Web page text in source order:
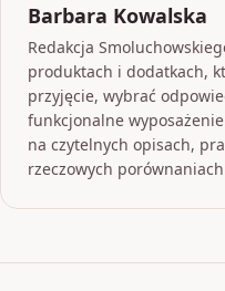
Barbara Kowalska
Redakcja
produktach i dodatkach,
przyjęcie, wybrać
funkcjonalne
na czytelnych opisach,
rzeczowych